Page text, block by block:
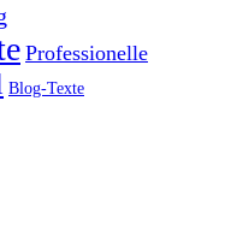
Professionelle
Blog-Texte